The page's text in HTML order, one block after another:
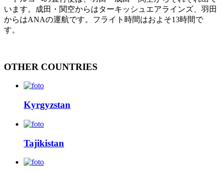
います。成田・関空からはターキッシュエアラインズ、羽田
からはANAの運航です。フライト時間はおよそ13時間で
す。
OTHER COUNTRIES
Kyrgyzstan
Tajikistan